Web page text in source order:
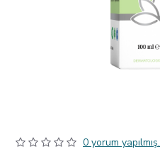
0 yorum yapılmış.